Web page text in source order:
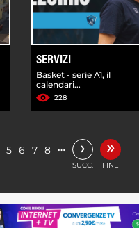
SERVIZI
Basket - serie A1, il
calendari...
228
5 6 7 8 … ›
SUCC.
»
FINE